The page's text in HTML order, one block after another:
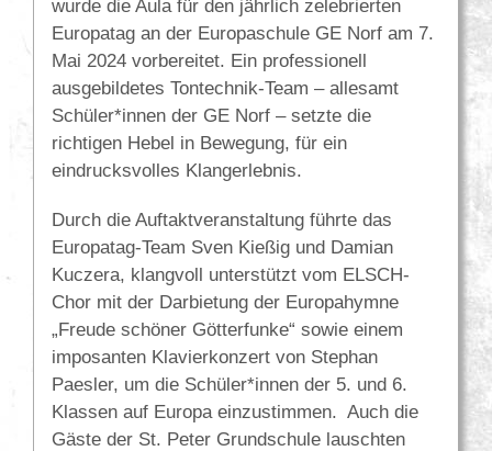
wurde die Aula für den jährlich zelebrierten
Europatag an der Europaschule GE Norf am 7.
Mai 2024 vorbereitet. Ein professionell
ausgebildetes Tontechnik-Team – allesamt
Schüler*innen der GE Norf – setzte die
richtigen Hebel in Bewegung, für ein
eindrucksvolles Klangerlebnis.
Durch die Auftaktveranstaltung führte das
Europatag-Team Sven Kießig und Damian
Kuczera, klangvoll unterstützt vom ELSCH-
Chor mit der Darbietung der Europahymne
„Freude schöner Götterfunke“ sowie einem
imposanten Klavierkonzert von Stephan
Paesler, um die Schüler*innen der 5. und 6.
Klassen auf Europa einzustimmen. Auch die
Gäste der St. Peter Grundschule lauschten